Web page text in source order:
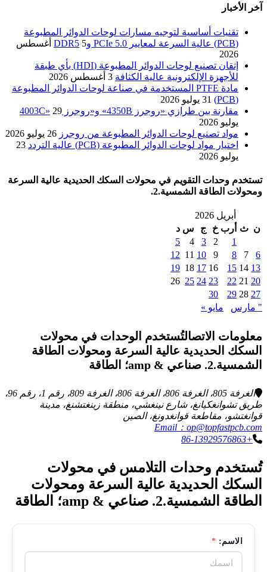
آخر الأخبار
تقنيات أساسية لتوجيه مسارات لوحات الدوائر المطبوعة
(PCB) عالية السرعة لمعايير PCIe 5.0 وDDR5
5 أغسطس
2026
إتقان تصنيع لوحات الدوائر المطبوعة (HDI) بأي طبقة
للأجهزة الإلكترونية عالية الكثافة 3 أغسطس 2026
مادة PTFE المستخدمة في صناعة لوحات الدوائر المطبوعة
(PCB)
31 يوليو 2026
مقارنة بين طرازي «روجرز 4350B» و«روجرز 4003C»
29
يوليو 2026
مواد تصنيع لوحات الدوائر المطبوعة من روجرز 26 يوليو 2026
اختيار مواد لوحات الدوائر المطبوعة (PCB) عالية التردد
23
يوليو 2026
تستخدم وحدات التقويم في محولات السكك الحديدية عالية السرعة
ومحولات الطاقة الشمسية.2.
أبريل 2026
ن ث أرب خ ج س د
1
2
3
4
5
6
7
8
9
10
11
12
13
14
15
16
17
18
19
20
21
22
23
24
25
26
27
28
29
30
" مارس
مايو »
معلومات الاتصالتُستخدم الوحدات في محولات
السكك الحديدية عالية السرعة ومحولات الطاقة
الشمسية.2. صناعي & amp؛ الطاقة
الغرفة 805، الغرفة 806، الغرفة 806، الغرفة 809، رقم 1، رقم 96،
طريق تشوانغكيانغ، شارع نينغشي، منطقة زينغتشنغ، مدينة
قوانغتشو، مقاطعة قوانغدونغ، الصين
Email：op@topfastpcb.com
+86-13929576863
تُستخدم وحدات التلامس في محولات
السكك الحديدية عالية السرعة ومحولات
الطاقة الشمسية.2. صناعي & amp؛ الطاقة
الاسم: *